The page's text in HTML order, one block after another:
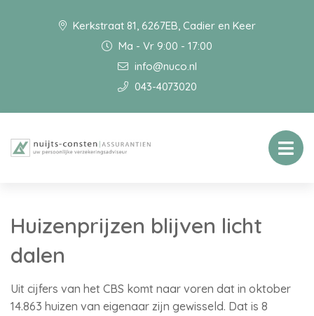
Kerkstraat 81, 6267EB, Cadier en Keer
Ma - Vr 9:00 - 17:00
info@nuco.nl
043-4073020
Huizenprijzen blijven licht
dalen
Uit cijfers van het CBS komt naar voren dat in oktober
14.863 huizen van eigenaar zijn gewisseld. Dat is 8